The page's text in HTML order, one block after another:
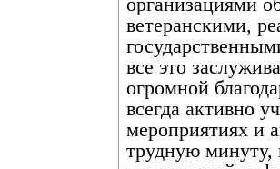
организациями
ветеранскими,
все это
огромной
всегда активно
мероприятиях и
трудную минуту,